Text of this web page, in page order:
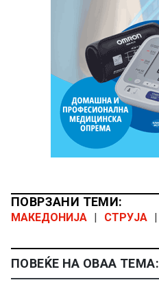
ПОВРЗАНИ ТЕМИ:
МАКЕДОНИЈА | СТРУЈА |
ПОВЕЌЕ НА ОВАА ТЕМА: